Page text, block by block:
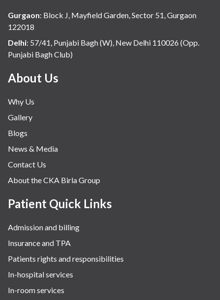
Gurgaon: Block J, Mayfield Garden, Sector 51, Gurgaon
122018
Delhi: 57/41, Punjabi Bagh (W), New Delhi 110026 (Opp.
Punjabi Bagh Club)
About Us
Why Us
Gallery
Blogs
News & Media
Contact Us
About the CKA Birla Group
Patient Quick Links
Admission and billing
Insurance and TPA
Patients rights and responsibilities
In-hospital services
In-room services